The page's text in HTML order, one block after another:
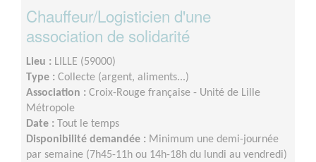
Chauffeur/Logisticien d'une
association de solidarité
Lieu : LILLE (59000)
Type : Collecte (argent, aliments...)
Association : Croix-Rouge française - Unité de Lille
Métropole
Date : Tout le temps
Disponibilité demandée : Minimum une demi-journée
par semaine (7h45-11h ou 14h-18h du lundi au vendredi)